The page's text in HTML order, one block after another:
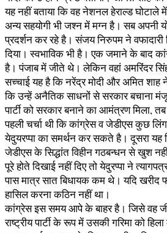
यह नहीं बताया कि वह नेशनल हेराल्ड घोटाले
अन्य सहयोगी भी जश्न में मग्न है। सब अपनी
प्रदर्शन कर रहे है। संजय निरुपम ने
दिया। स्वभाविक भी है। एक जमाने के बाद
है। पंजाब में जीते थे। लेकिन वहां अमरिंदर
सच्चाई यह है कि नरेंद्र मोदी और अमित शाह
कि उन्हें अनैतिक साधनों से सरकार बचाना
पार्टी को सरकार बनाने का आमंत्रण मिला,
पहली चर्चा थी कि कांग्रेस व जेडीएस कुछ
येदुयरप्पा का समर्थन कर सकते है। दूसरा
जेडीएस के सिद्धांत विहीन गठबन्धन से खुश
पूरे होते दिखाई नहीं दिए तो येदुरप्पा ने
पास मात्र सात बिधायक कम थे। यदि खरीद
हासिल करना कठिन नहीं था।
कांग्रेस इस समय आपे के बाहर है। जिसे वह
राष्ट्रीय पार्टी के रूप में उसकी गरिमा को